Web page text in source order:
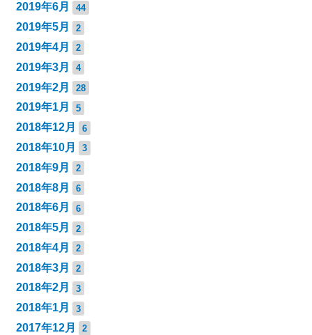
2019年6月 44
2019年5月 2
2019年4月 2
2019年3月 4
2019年2月 28
2019年1月 5
2018年12月 6
2018年10月 3
2018年9月 2
2018年8月 6
2018年6月 6
2018年5月 2
2018年4月 2
2018年3月 2
2018年2月 3
2018年1月 3
2017年12月 2